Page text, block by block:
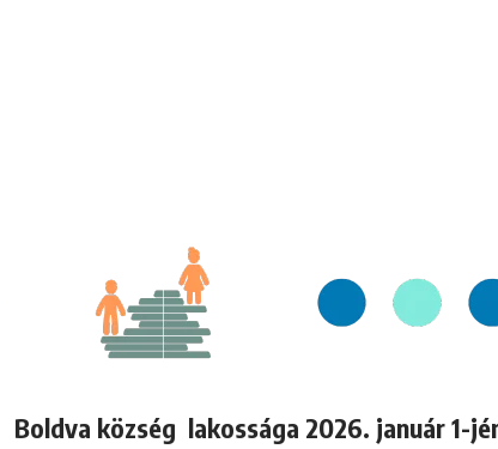
Boldva község lakossága 2026. január 1-